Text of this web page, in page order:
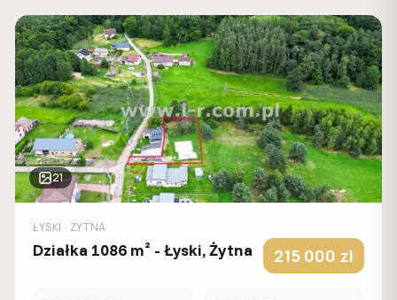
21
ŁYSKI · ŻYTNA
Działka 1086 m² - Łyski, Żytna 215 000 zl